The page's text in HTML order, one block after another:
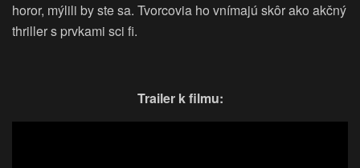
horor, mýlili by ste sa. Tvorcovia ho vnímajú skôr ako akčný
thriller s prvkami sci fi.
Trailer k filmu: